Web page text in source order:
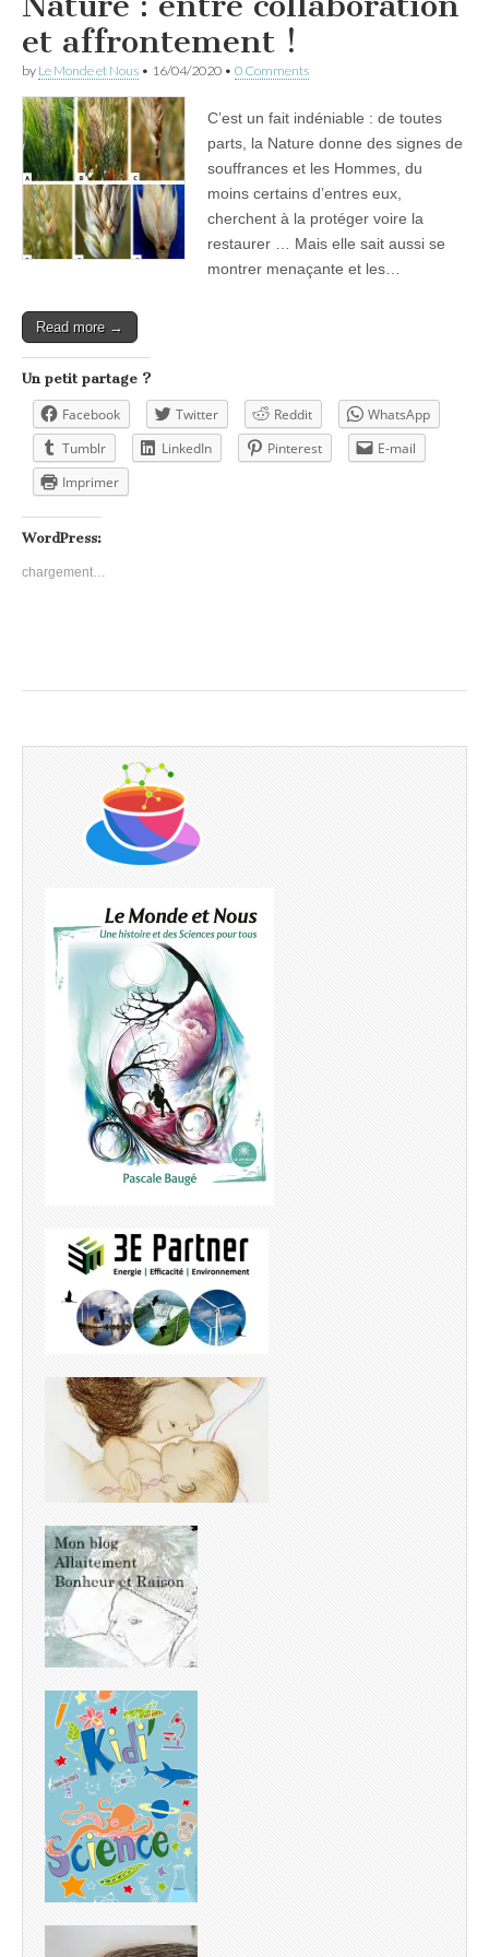
et affrontement !
by Le Monde et Nous • 16/04/2020 • 0 Comments
C’est un fait indéniable : de toutes
parts, la Nature donne des signes de
souffrances et les Hommes, du
moins certains d’entres eux,
cherchent à la protéger voire la
restaurer … Mais elle sait aussi se
montrer menaçante et les…
Read more →
Un petit partage ?
Facebook Twitter Reddit
WhatsApp
Tumblr
LinkedIn Pinterest
E-mail
Imprimer
WordPress:
chargement…